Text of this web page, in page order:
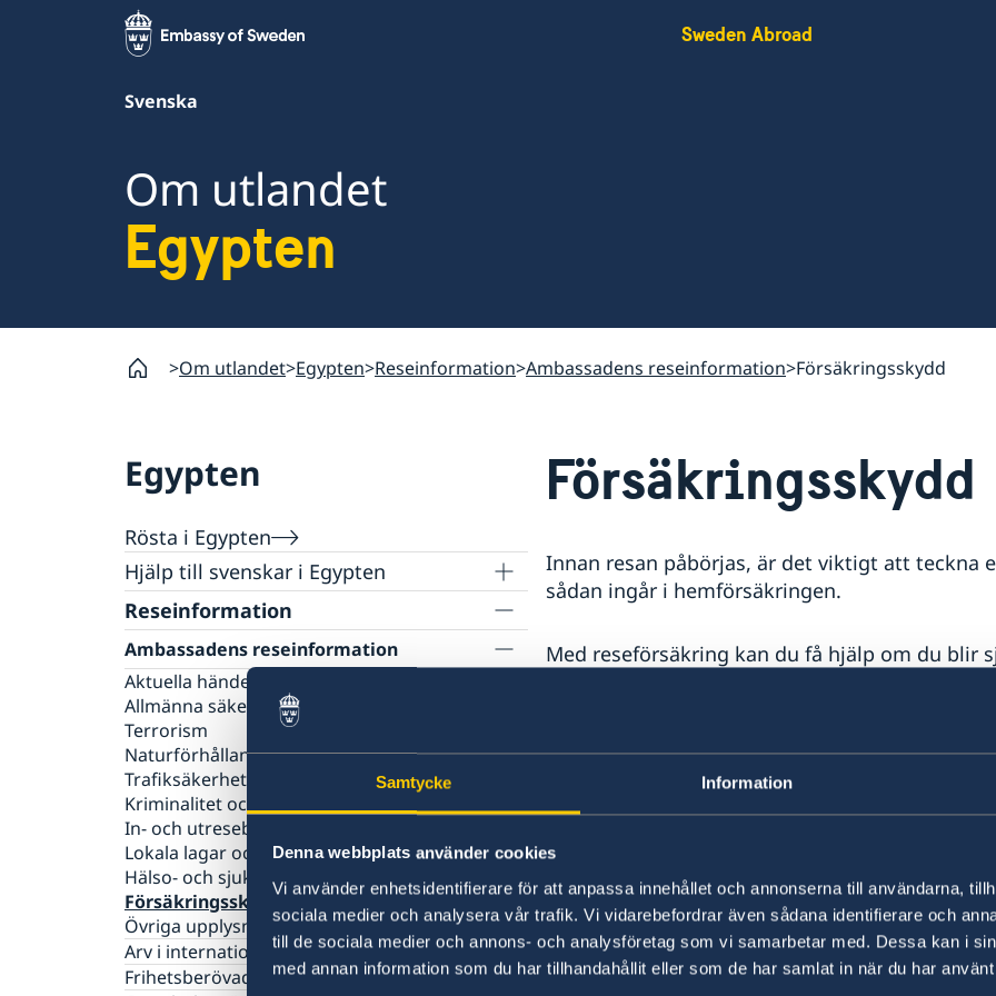
Samtycke Information
Denna webbplats använder cookies
Vi använder enhetsidentifierare för att anpassa innehållet och annonserna till användarna,
sociala medier och analysera vår trafik. Vi vidarebefordrar även sådana identifierare och
till de sociala medier och annons- och analysföretag som vi samarbetar med. Dessa kan i
med annan information som du har tillhandahållit eller som de har samlat in när du har
Sweden Abroad
Svenska
Om utlandet
Egypten
Om utlandet Egypten Reseinformation Ambassadens reseinformation Försäkringsskydd
Egypten
Rösta i Egypten
Hjälp till svenskar i Egypten
Rösta i Egypten
Konsulär service till svenskar utomlands
Pass i Egypten
Boka tid för pass
Avgifter
Förnyelse av pass för vuxna
Ansökan om pass för barn under 18 år
Provisoriskt pass
Samordningsnummer
Registrera nyfödda i Egypten
Namnändring
Nationellt id-kort
Legaliseringar
Vigsel
Gifta sig utomlands
Hjälp kring medborgarskap
Förnyelse av körkort
Akut hjälp
Larmcentraler
Dödsfall
Juridisk hjälp i utlandet
Ekonomiskt nödställd
Reseinformation
Ambassadens reseinformation
Aktuella händelser
Allmänna säkerhetsläget
Terrorism
Naturförhållanden och katastrofer
Trafiksäkerhet
Kriminalitet och personlig säkerhet
In- och utresebestämmelser
Lokala lagar och sedvänjor
Hälso- och sjukvård
Försäkringsskydd
Övriga upplysningar
Arv i internationella situationer
Frihetsberövad i utlandet
Försäkringsskydd
Innan resan påbörjas, är det viktigt att teckna
sådan ingår i hemförsäkringen.
Med reseförsäkring kan du få hjälp om du blir
till Sverige. Sjukvård i Egypten kan vara dyr
Observera att den som trots reseavrådan
avrådan bör kontrollera att man har ett
inte en vanlig reseförsäkring resor till länder
reseavrådan. Kontakta ditt försäkringsbolag
försäkring.
För den som tecknat en reseförsäkring eller
för en olycka, stöld eller annat som kan
ta direktkontakt med SOS International ,